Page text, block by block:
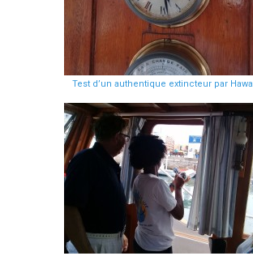
Test d’un authentique extincteur par Hawa